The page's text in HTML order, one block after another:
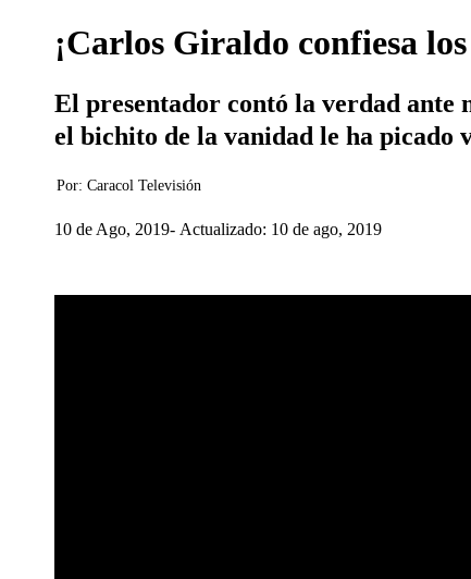
¡Carlos Giraldo confiesa
El presentador contó la verdad ante
el bichito de la vanidad le ha picado
Por: Caracol Televisión
10 de Ago, 2019 Actualizado: 10 de ago, 2019